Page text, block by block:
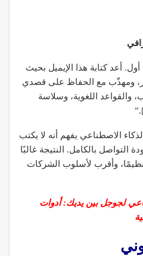
أعد كتابة هذا الإيميل بحيث
ومهذّب مع الحفاظ على قصدي
والقواعد اللغوية، وسلاسة
الاصطناعي يفهم أنه لا يكتب
بالكامل. النتيجة غالبًا
وأقرب لأسلوب الشركات
لجوجل بين يديك: أدوات